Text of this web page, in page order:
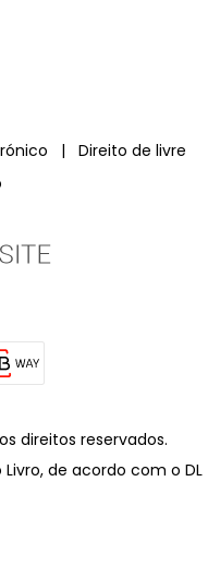
| Direito de livre
direitos reservados.
de acordo com o DL